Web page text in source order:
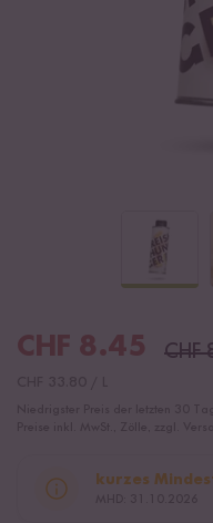
CHF 8.45 CHF
kurzes